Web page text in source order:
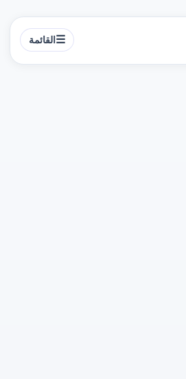
☰ القائمة